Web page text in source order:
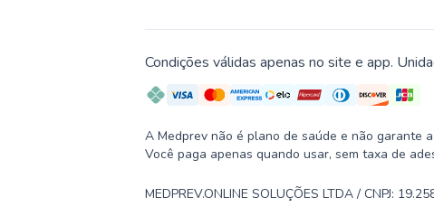
Condições válidas apenas no site e app.
A Medprev não é plano de saúde e não garante
Você paga apenas quando usar, sem taxa de
MEDPREV.ONLINE SOLUÇÕES LTDA / CNPJ: